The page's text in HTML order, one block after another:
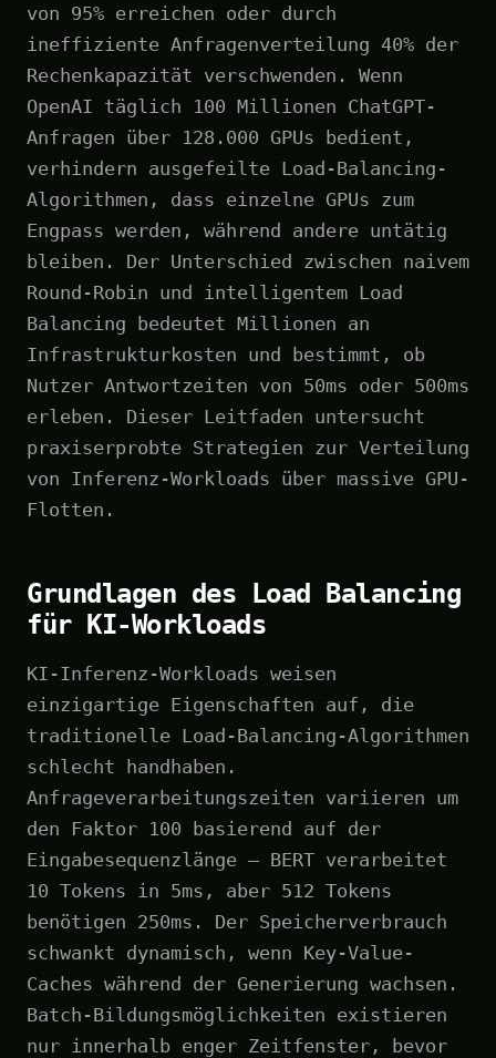
von 95% erreichen oder durch
ineffiziente Anfragenverteilung 40% der
Rechenkapazität verschwenden. Wenn
OpenAI täglich 100 Millionen ChatGPT-
Anfragen über 128.000 GPUs bedient,
verhindern ausgefeilte Load-Balancing-
Algorithmen, dass einzelne GPUs zum
Engpass werden, während andere untätig
bleiben. Der Unterschied zwischen naivem
Round-Robin und intelligentem Load
Balancing bedeutet Millionen an
Infrastrukturkosten und bestimmt, ob
Nutzer Antwortzeiten von 50ms oder 500ms
erleben. Dieser Leitfaden untersucht
praxiserprobte Strategien zur Verteilung
von Inferenz-Workloads über massive GPU-
Flotten.
Grundlagen des Load Balancing
für KI-Workloads
KI-Inferenz-Workloads weisen
einzigartige Eigenschaften auf, die
traditionelle Load-Balancing-Algorithmen
schlecht handhaben.
Anfrageverarbeitungszeiten variieren um
den Faktor 100 basierend auf der
Eingabesequenzlänge – BERT verarbeitet
10 Tokens in 5ms, aber 512 Tokens
benötigen 250ms. Der Speicherverbrauch
schwankt dynamisch, wenn Key-Value-
Caches während der Generierung wachsen.
Batch-Bildungsmöglichkeiten existieren
nur innerhalb enger Zeitfenster, bevor